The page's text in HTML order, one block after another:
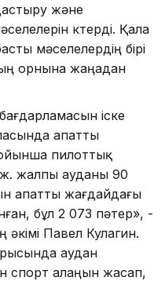
және
көтерді. Қала
мәселелердің бірі
орнына жаңадан
іске
апатты
пилоттық
жалпы ауданы 90
апатты жағдайдағы
бұл 2 073 пәтер», -
Павел Кулагин.
аудан
спорт алаңын жасап,